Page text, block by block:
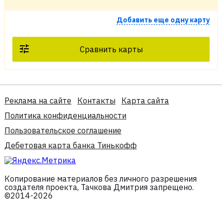
Добавить еще одну карту
Сравнить карты
Реклама на сайте Контакты
Карта сайта
Политика конфиденциальности
Пользовательское соглашение
Дебетовая карта банка Тинькофф
Копирование материалов без личного разрешения
создателя проекта, Тачкова Дмитрия запрещено.
©2014-2026